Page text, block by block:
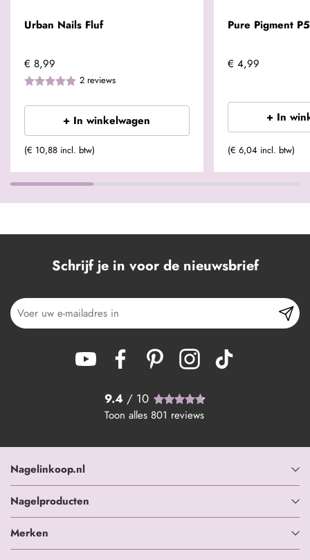
Urban Nails Fluf
€ 8,99
2 reviews
+ In winkelwagen
(€ 10,88 incl. btw)
Pure Pigment
€ 4,99
+ In
(€ 6,04 incl. btw)
Schrijf je in voor de nieuwsbrief
9.4 / 10
Toon alles 801 reviews
Nagelinkoop.nl
Nagelproducten
Merken